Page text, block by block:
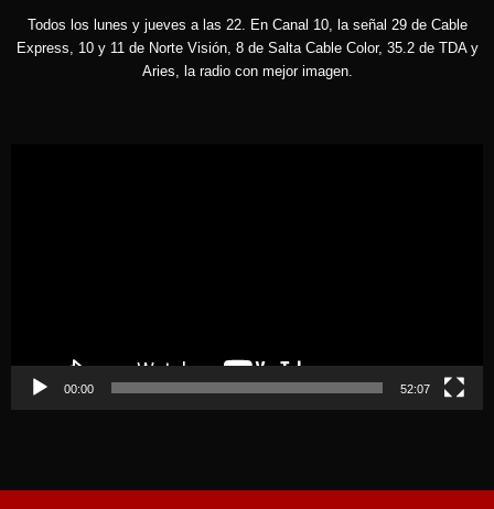
Todos los lunes y jueves a las 22. En Canal 10, la señal 29 de Cable
Express, 10 y 11 de Norte Visión, 8 de Salta Cable Color, 35.2 de TDA y
Aries, la radio con mejor imagen.
00:00 52:07